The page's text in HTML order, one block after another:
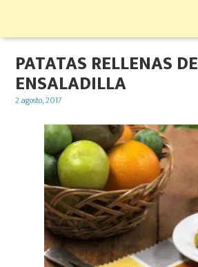
PATATAS RELLENAS DE
ENSALADILLA
Posted
2 agosto, 2017